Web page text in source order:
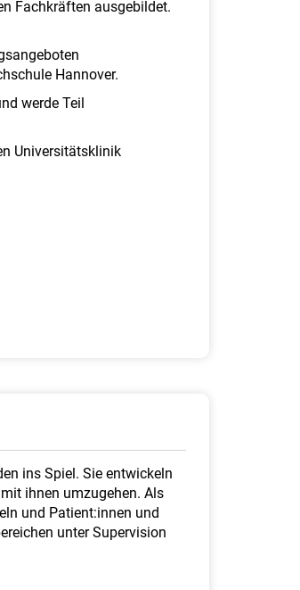
Fachkräften ausgebildet.
Hannover.
werde Teil
Universitätsklinik
ins Spiel. Sie entwickeln
ihnen umzugehen. Als
und Patient:innen und
unter Supervision